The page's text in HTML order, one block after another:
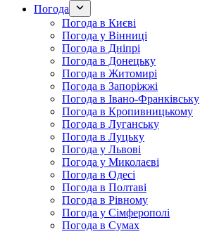
Погода
Погода в Києві
Погода у Вінниці
Погода в Дніпрі
Погода в Донецьку
Погода в Житомирі
Погода в Запоріжжі
Погода в Івано-Франківську
Погода в Кропивницькому
Погода в Луганську
Погода в Луцьку
Погода у Львові
Погода у Миколаєві
Погода в Одесі
Погода в Полтаві
Погода в Рівному
Погода у Сімферополі
Погода в Сумах